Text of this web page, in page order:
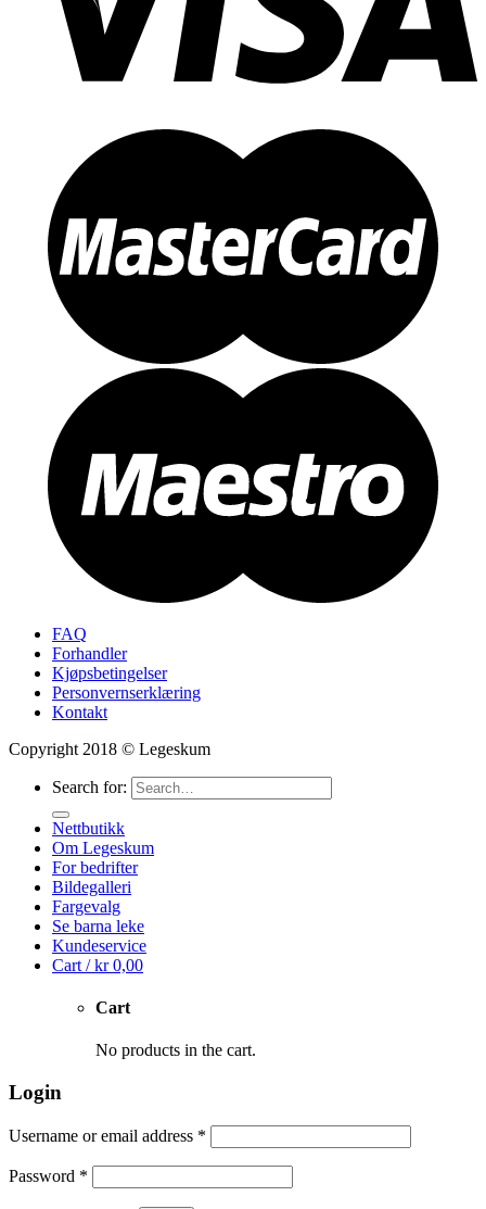
FAQ
Forhandler
Kjøpsbetingelser
Personvernserklæring
Kontakt
Copyright 2018 © Legeskum
Search for:
Nettbutikk
Om Legeskum
For bedrifter
Bildegalleri
Fargevalg
Se barna leke
Kundeservice
Cart /kr0,00
Cart
No products in the cart.
Login
Username or email address *
Password *